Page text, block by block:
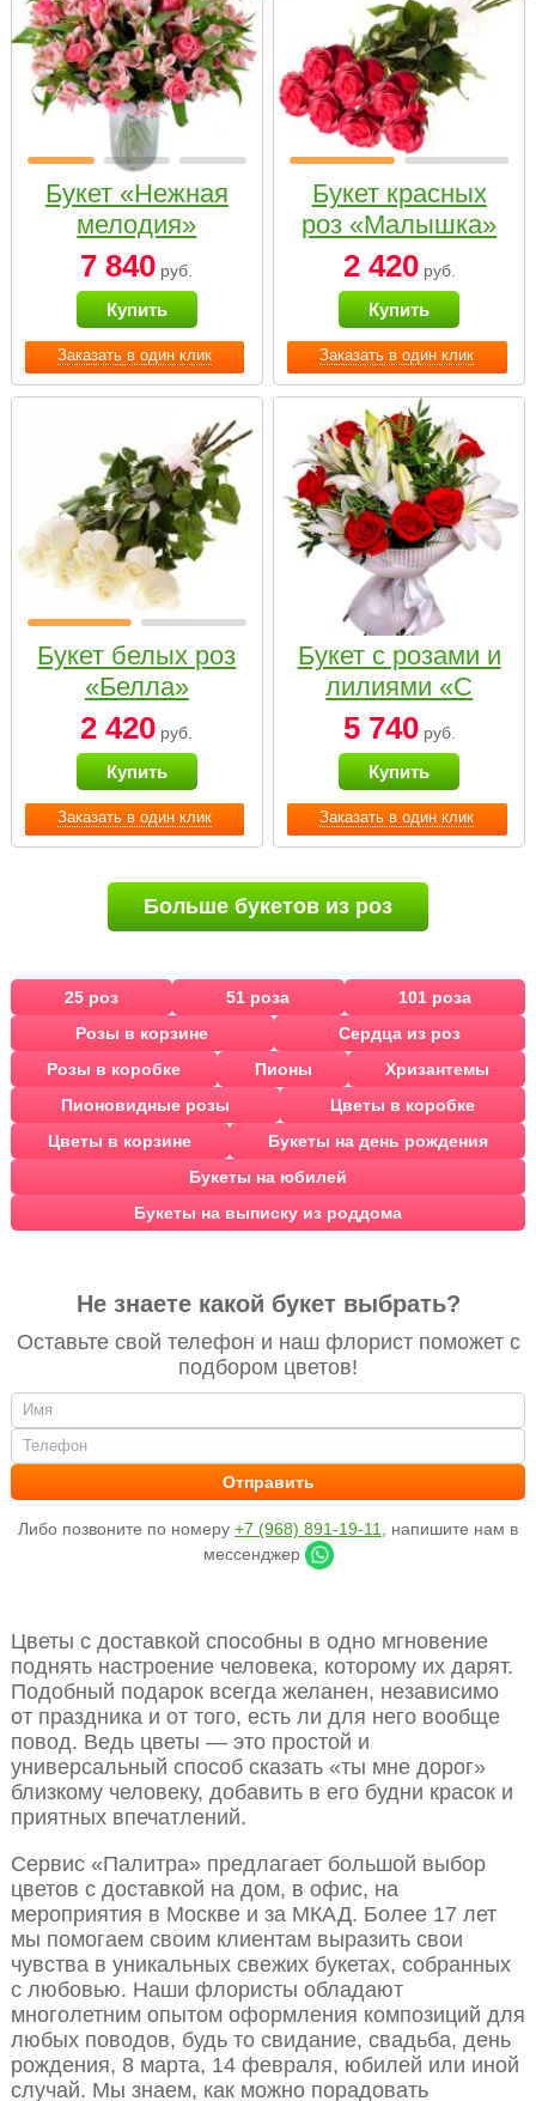
Заказать в один клик
Букет «Нежная
мелодия»
7 840 руб.
Купить
Заказать в один клик
Букет красных
роз «Малышка»
2 420руб.
Купить
Заказать в один клик
Букет белых роз
«Белла»
2 420 руб.
Купить
Заказать в один клик
Букет с розами и
лилиями «С
наилучшими
пожеланиями»
5 740руб.
Купить
Больше букетов из роз
25 роз 51 роза
101 роза
Розы в корзине
Сердца из роз
Розы в коробке
Пионы
Хризантемы
Пионовидные розы
Цветы в коробке
Цветы в корзине
Букеты на день рождения
Букеты на юбилей
Букеты на выписку из роддома
Не знаете какой букет выбрать?
Оставьте свой телефон и наш флорист поможет с
подбором цветов!
Либо позвоните по номеру +7 (968) 891-19-11
, напишите нам в
мессенджер
Цветы с доставкой способны в одно мгновение
поднять настроение человека, которому их дарят.
Подобный подарок всегда желанен, независимо
от праздника и от того, есть ли для него вообще
повод. Ведь цветы — это простой и
универсальный способ сказать «ты мне дорог»
близкому человеку, добавить в его будни красок и
приятных впечатлений.
Сервис «Палитра» предлагает большой выбор
цветов с доставкой на дом, в офис, на
мероприятия в Москве и за МКАД. Более 17 лет
мы помогаем своим клиентам выразить свои
чувства в уникальных свежих букетах, собранных
с любовью. Наши флористы обладают
многолетним опытом оформления композиций для
любых поводов, будь то свидание, свадьба, день
рождения, 8 марта, 14 февраля, юбилей или иной
случай. Мы знаем, как можно порадовать